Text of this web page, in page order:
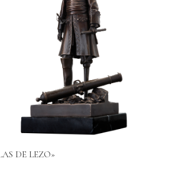
DE LEZO»